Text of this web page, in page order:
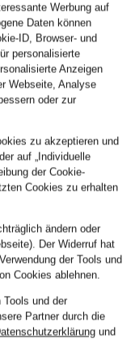
CHF 129
Ursprünglich:
Werbung auf
Daten können
ID, Browser- und
personalisierte
Anzeigen
Webseite, Analyse
oder zur
zu akzeptieren und
auf „Individuelle
der Cookie-
Cookies zu erhalten
ändern oder
Der Widerruf hat
der Tools und
Cookies ablehnen.
und der
Partner durch die
und